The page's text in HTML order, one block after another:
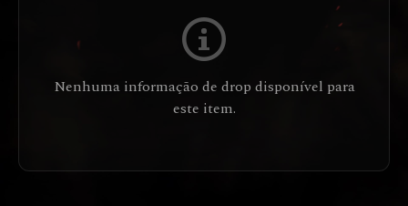
Nenhuma informação de drop disponível para
este item.